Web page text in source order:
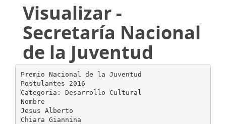
Visualizar -
Secretaría Nacional
de la Juventud
Premio Nacional de la Juventud
Postulantes 2016
Categoria: Desarrollo Cultural
Nombre
Jesus Alberto
Chiara Giannina